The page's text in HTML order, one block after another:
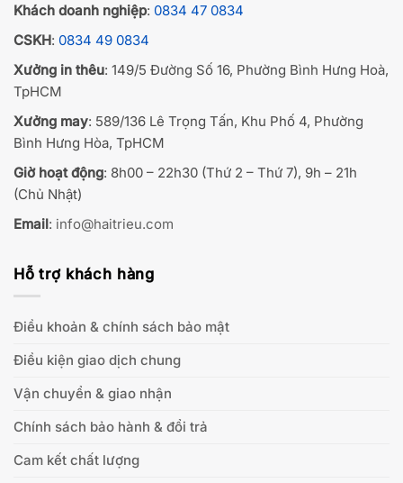
Khách doanh nghiệp: 0834 47 0834
CSKH: 0834 49 0834
Xưởng in thêu: 149/5 Đường Số 16, Phường Bình Hưng Hoà,
TpHCM
Xưởng may: 589/136 Lê Trọng Tấn, Khu Phố 4, Phường
Bình Hưng Hòa, TpHCM
Giờ hoạt động: 8h00 – 22h30 (Thứ 2 – Thứ 7), 9h – 21h
(Chủ Nhật)
Email: info@haitrieu.com
Hỗ trợ khách hàng
Điều khoản & chính sách bảo mật
Điều kiện giao dịch chung
Vận chuyển & giao nhận
Chính sách bảo hành & đổi trả
Cam kết chất lượng